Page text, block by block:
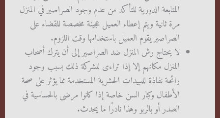
المتابعة الدورية للتأكد من عدم وجود الصراصير في المنزل
مرة ثانية ويتم إعطاء العميل عجينة مخصصة للقضاء على
الصراصير يقوم العميل باستخدامها وقت اللزوم.
لا يحتاج رش المنزل ضد الصراصير إلى أن يترك أصحاب
المنزل مكانهم إلا إذا تراءى للشركة ذلك بسبب وجود
رائحة نفاذة للمبيدات الحشرية المستخدمة مما يؤثر على صحة
الأطفال وكبار السن خاصة إذا كانوا مرضى بالحساسية في
الصدر أو بالربو وهذا نادرًا ما يحدث.